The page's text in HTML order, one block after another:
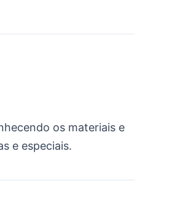
os materiais e
e especiais.